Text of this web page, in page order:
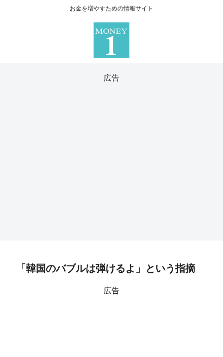
お金を増やすための情報サイト
広告
「韓国のバブルは弾けるよ」という指摘
広告